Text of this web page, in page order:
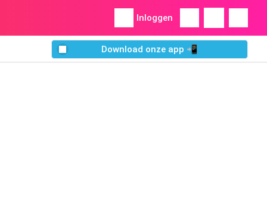
Inloggen
Download onze app 📲